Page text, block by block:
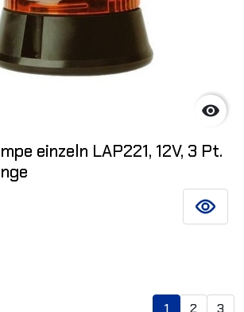

einzeln LAP221, 12V, 3 Pt.
SIEHE
1 2 3